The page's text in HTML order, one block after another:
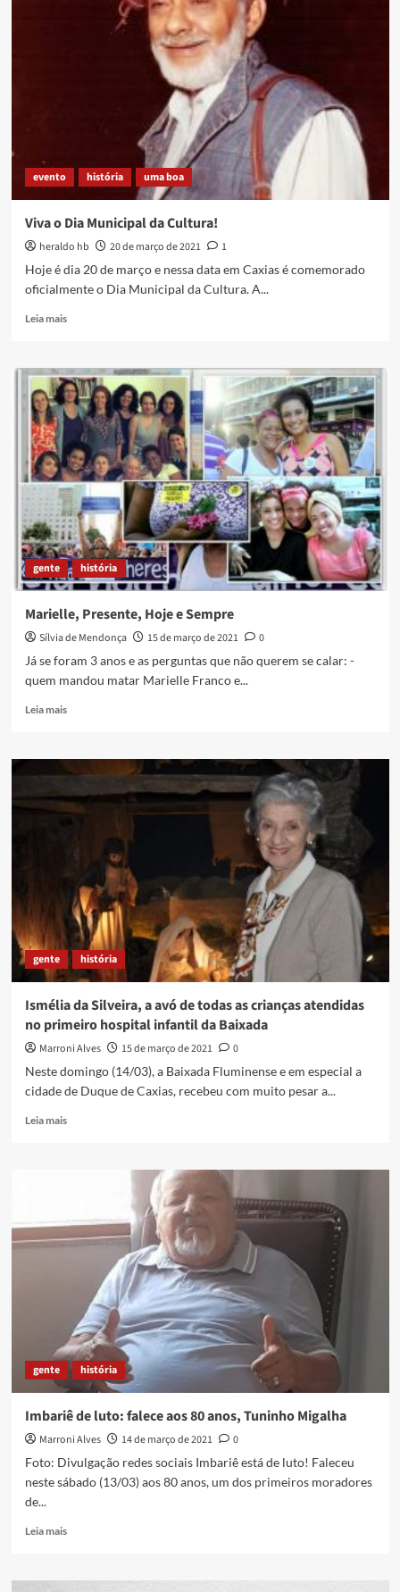
evento história uma boa
Viva o Dia Municipal da Cultura!
heraldo hb 20 de março de 2021
1
Hoje é dia 20 de março e nessa data em Caxias é comemorado
oficialmente o Dia Municipal da Cultura. A...
Leia maisRead
Viva
o
Dia
Municipal
Cultura!
gente história
Marielle, Presente, Hoje e Sempre
Sílvia de Mendonça 15 de março de 2021
0
Já se foram 3 anos e as perguntas que não querem se calar: -
quem mandou matar Marielle Franco e...
Leia maisRead
Marielle,
Presente,
Hoje
gente história
Ismélia da Silveira, a avó de todas as crianças atendidas
no primeiro hospital infantil da Baixada
Marroni Alves 15 de março de 2021
0
Neste domingo (14/03), a Baixada Fluminense e em especial a
cidade de Duque de Caxias, recebeu com muito pesar a...
Leia maisRead
a
avó
crianças
atendidas
no
primeiro
hospital
infantil
Baixada
gente história
Imbariê de luto: falece aos 80 anos, Tuninho Migalha
Marroni Alves 14 de março de 2021
0
Foto: Divulgação redes sociais Imbariê está de luto! Faleceu
neste sábado (13/03) aos 80 anos, um dos primeiros moradores
de...
Leia maisRead
Imbariê